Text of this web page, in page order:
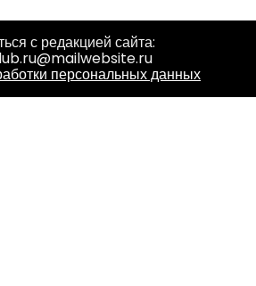
с редакцией сайта:
персональных данных